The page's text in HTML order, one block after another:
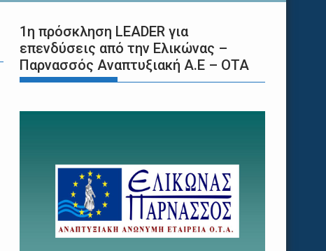
1η πρόσκληση LEADER για
επενδύσεις από την Ελικώνας –
Παρνασσός Αναπτυξιακή Α.Ε – ΟΤΑ